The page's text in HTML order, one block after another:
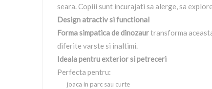
seara. Copiii sunt incurajati sa alerge, sa
Design atractiv si functional
Forma simpatica de dinozaurtransforma
diferite varste si inaltimi.
Ideala pentru exterior si petreceri
Perfecta pentru:
joaca in parc sau curte